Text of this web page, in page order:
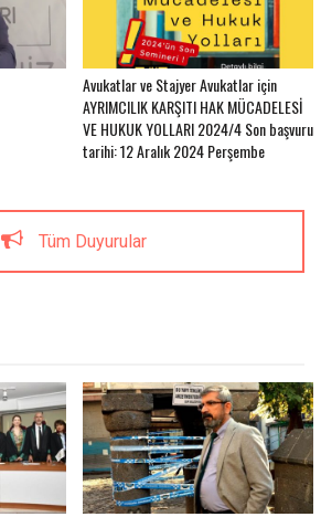
Avukatlar ve Stajyer Avukatlar için
AYRIMCILIK KARŞITI HAK MÜCADELESİ
VE HUKUK YOLLARI 2024/4 Son başvuru
tarihi: 12 Aralık 2024 Perşembe
Tüm Duyurular